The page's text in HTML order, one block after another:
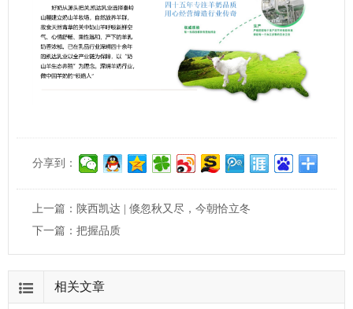
分享到：
上一篇： 陕西凯达 | 倏忽秋又尽，今朝恰立冬
下一篇： 把握品质
相关文章